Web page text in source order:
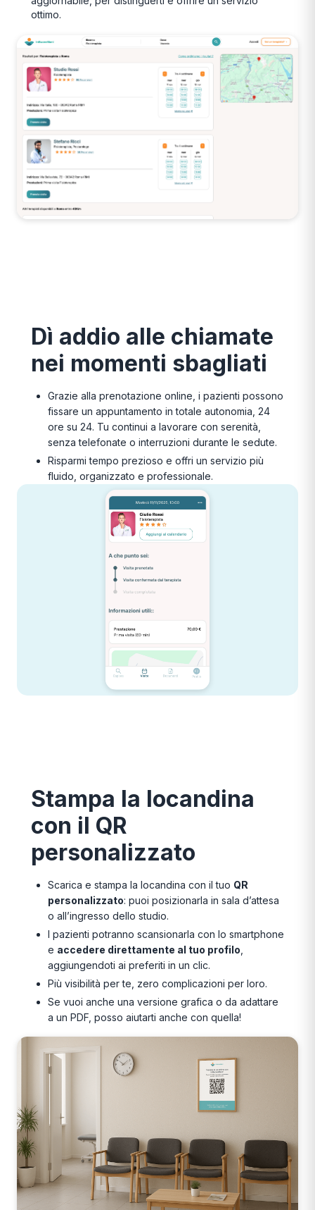
ottimo.
Dì addio alle chiamate
nei momenti sbagliati
Grazie alla prenotazione online, i pazienti possono
fissare un appuntamento in totale autonomia, 24
ore su 24. Tu continui a lavorare con serenità,
senza telefonate o interruzioni durante le sedute.
Risparmi tempo prezioso e offri un servizio più
fluido, organizzato e professionale.
Stampa la locandina
con il QR
personalizzato
Scarica e stampa la locandina con il tuo QR
personalizzato: puoi posizionarla in sala d’attesa
o all’ingresso dello studio.
I pazienti potranno scansionarla con lo smartphone
e accedere direttamente al tuo profilo
aggiungendoti ai preferiti in un clic.
Più visibilità per te, zero complicazioni per loro.
Se vuoi anche una versione grafica o da adattare
a un PDF, posso aiutarti anche con quella!